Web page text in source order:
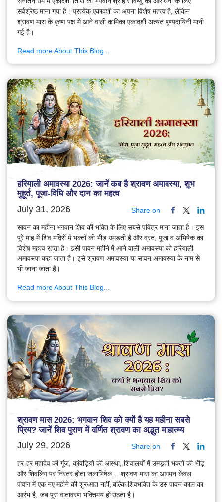
सर्वश्रेष्ठ माना गया है। प्रत्येक एकादशी का अपना विशेष महत्व है, लेकिन
श्रावण मास के कृष्ण पक्ष में आने वाली कामिका एकादशी अत्यंत पुण्यदायिनी मानी
गई है।
Read more About This Blog...
हरियाली अमावस्या 2026: जानें कब है श्रावण अमावस्या, शुभ
मुहूर्त, पूजा-विधि और दान का महत्व
July 31, 2026 Share on
सावन का महीना भगवान शिव की भक्ति के लिए सबसे पवित्र माना जाता है। इस
पूरे माह में शिव मंदिरों में भक्तों की भीड़ उमड़ती है और व्रत, पूजा व अभिषेक का
विशेष महत्व रहता है। इसी पावन महीने में आने वाली अमावस्या को हरियाली
अमावस्या कहा जाता है। इसे श्रावण अमावस्या या सावन अमावस्या के नाम से
भी जाना जाता है।
Read more About This Blog...
श्रावण मास 2026: भगवान शिव को क्यों है यह महीना सबसे
प्रिय? जानें शिव पुराण में वर्णित श्रावण का अद्भुत माहात्म्य
July 29, 2026 Share on
हर-हर महादेव की गूंज, कांवड़ियों की आस्था, शिवालयों में उमड़ती भक्तों की भीड़
और शिवलिंग पर निरंतर होता जलाभिषेक… श्रावण मास का आगमन केवल
पंचांग में एक नए महीने की शुरुआत नहीं, बल्कि शिवभक्ति के उस पावन काल का
आरंभ है, जब पूरा वातावरण भक्तिमय हो उठता है।